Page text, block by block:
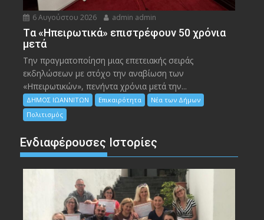
6 Αυγούστου 2026 admin admin
Tα «Ηπειρωτικά» επιστρέφουν 50 χρόνια
μετά
Την πραγματοποίηση μιας επετειακής σειράς
εκδηλώσεων με στόχο την αναβίωση των
«Ηπειρωτικών», πενήντα χρόνια μετά την...
ΔΗΜΟΣ ΙΩΑΝΝΙΤΩΝ Επικαιρότητα
Νέα των Δήμων
Πολιτισμός
Ενδιαφέρουσες Ιστορίες